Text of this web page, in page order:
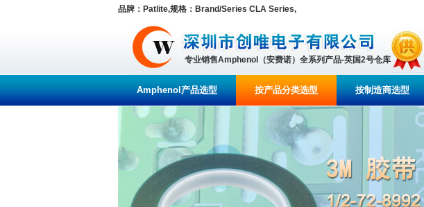
品牌：Patlite,规格：Brand/Series CLA Series,
专业销售Amphenol（安费诺）全系列产品-英国2号仓库
Amphenol产品选型 按产品分类选型 按制造商选型